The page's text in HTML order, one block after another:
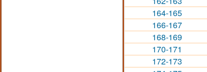
164-165
166-167
168-169
170-171
172-173